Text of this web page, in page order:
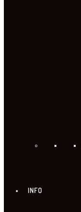
INFO